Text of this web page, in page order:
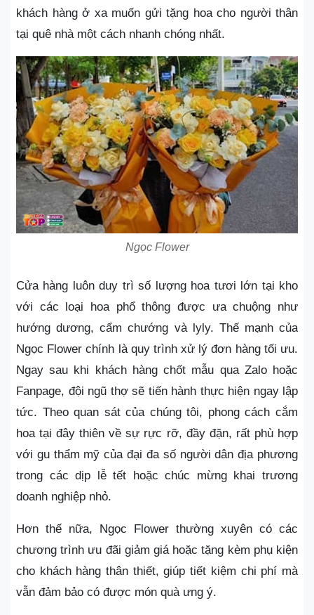
khách hàng ở xa muốn gửi tặng hoa cho người thân
tại quê nhà một cách nhanh chóng nhất.
Ngọc Flower
Cửa hàng luôn duy trì số lượng hoa tươi lớn tại kho
với các loại hoa phổ thông được ưa chuộng như
hướng dương, cẩm chướng và lyly. Thế mạnh của
Ngọc Flower chính là quy trình xử lý đơn hàng tối ưu.
Ngay sau khi khách hàng chốt mẫu qua Zalo hoặc
Fanpage, đội ngũ thợ sẽ tiến hành thực hiện ngay lập
tức. Theo quan sát của chúng tôi, phong cách cắm
hoa tại đây thiên về sự rực rỡ, đầy đặn, rất phù hợp
với gu thẩm mỹ của đại đa số người dân địa phương
trong các dịp lễ tết hoặc chúc mừng khai trương
doanh nghiệp nhỏ.
Hơn thế nữa, Ngọc Flower thường xuyên có các
chương trình ưu đãi giảm giá hoặc tặng kèm phụ kiện
cho khách hàng thân thiết, giúp tiết kiệm chi phí mà
vẫn đảm bảo có được món quà ưng ý.